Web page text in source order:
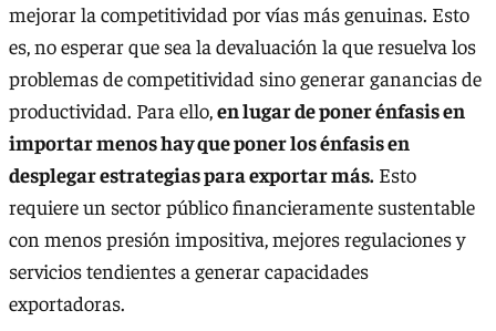
mejorar la competitividad por vías más genuinas. Esto
es, no esperar que sea la devaluación la que resuelva los
problemas de competitividad sino generar ganancias de
productividad. Para ello,en lugar de poner énfasis en
importar menos hay que poner los énfasis en
desplegar estrategias para exportar más. Esto
requiere un sector público financieramente sustentable
con menos presión impositiva, mejores regulaciones y
servicios tendientes a generar capacidades
exportadoras.